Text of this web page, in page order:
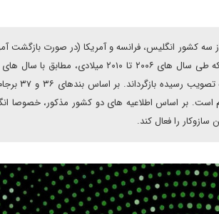
کشور انگلیس، فرانسه و آمریکا (در صورت بازگشت
است. بر اساس اطلاعیه های دو کشور مذکور، خصوصا